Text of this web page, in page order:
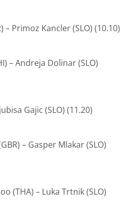
– Primoz Kancler (SLO) (10.10)
– Andreja Dolinar (SLO)
Gajic (SLO) (11.20)
– Gasper Mlakar (SLO)
(THA) – Luka Trtnik (SLO)